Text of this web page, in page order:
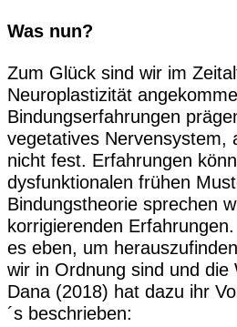
Was nun?
Zum Glück sind wir im
Neuroplastizität
Bindungserfahrungen
vegetatives Nervensystem,
nicht fest. Erfahrungen
dysfunktionalen frühen
Bindungstheorie sprechen
korrigierenden
es eben, um
wir in Ordnung sind und die
Dana (2018) hat dazu ihr
´s beschrieben: